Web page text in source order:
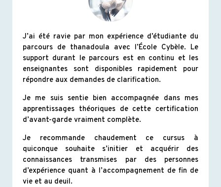
J’ai été ravie par mon expérience d’étudiante du
parcours de thanadoula avec l’École Cybèle. Le
support durant le parcours est en continu et les
enseignantes sont disponibles rapidement pour
répondre aux demandes de clarification.
Je me suis sentie bien accompagnée dans mes
apprentissages théoriques de cette certification
d’avant-garde vraiment complète.
Je recommande chaudement ce cursus à
quiconque souhaite s’initier et acquérir des
connaissances transmises par des personnes
d’expérience quant à l’accompagnement de fin de
vie et au deuil.